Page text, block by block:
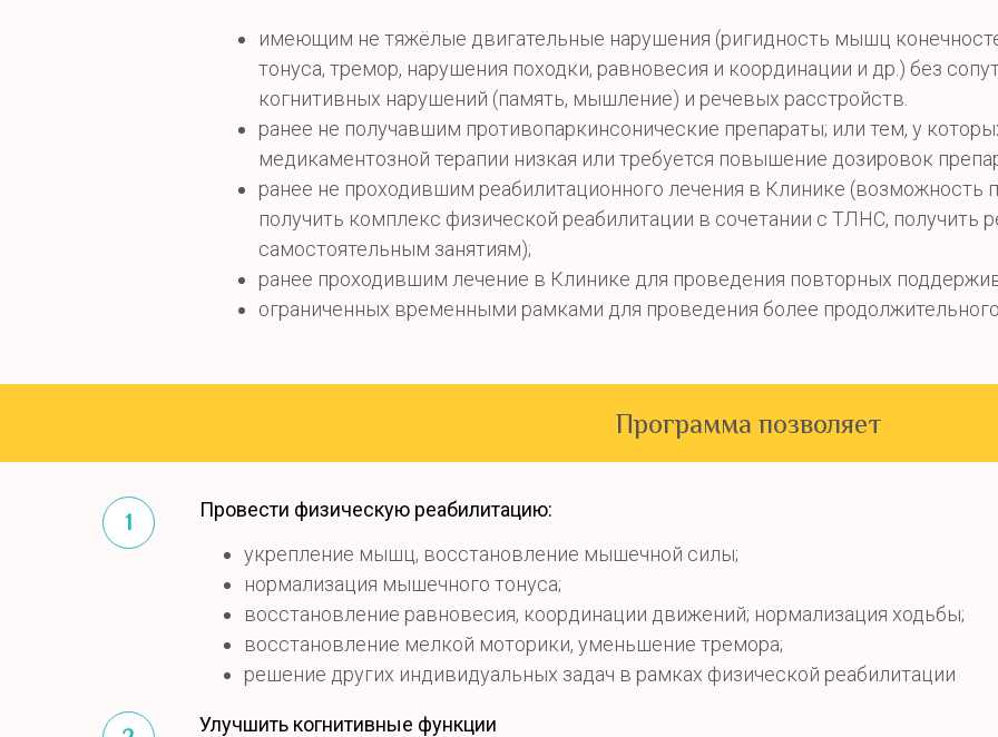
имеющим не тяжёлые двигательные нарушения (ригидность мышц
тонуса, тремор, нарушения походки, равновесия и координации и др.) без
когнитивных нарушений (память, мышление) и речевых расстройств.
ранее не получавшим противопаркинсонические препараты; или тем, у
медикаментозной терапии низкая или требуется повышение дозировок
ранее не проходившим реабилитационного лечения в Клинике (возможность
получить комплекс физической реабилитации в сочетании с ТЛНС, получить
самостоятельным занятиям);
ранее проходившим лечение в Клинике для проведения повторных
ограниченных временными рамками для проведения более
Программа позволяет
Провести физическую реабилитацию:
укрепление мышц, восстановление мышечной силы;
нормализация мышечного тонуса;
восстановление равновесия, координации движений; нормализация ходьбы;
восстановление мелкой моторики, уменьшение тремора;
решение других индивидуальных задач в рамках физической реабилитации
Улучшить когнитивные функции